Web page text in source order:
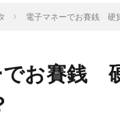
電子マネーでお賽銭 硬
でお賽銭